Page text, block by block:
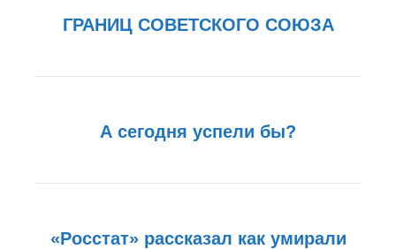
ГРАНИЦ СОВЕТСКОГО СОЮЗА
А сегодня успели бы?
«Росстат» рассказал как умирали